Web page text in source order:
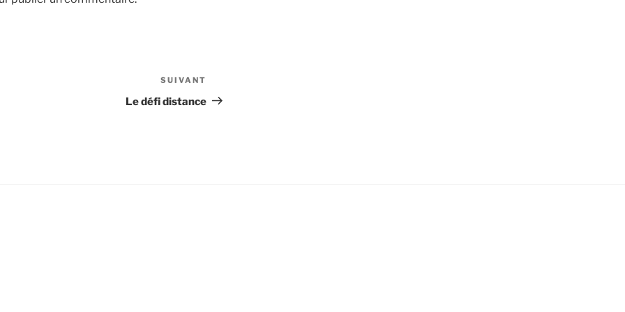
suivant
SUIVANT
Le défi distance